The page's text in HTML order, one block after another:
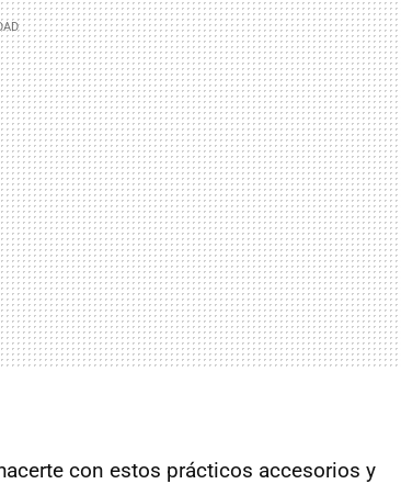
con estos prácticos accesorios y